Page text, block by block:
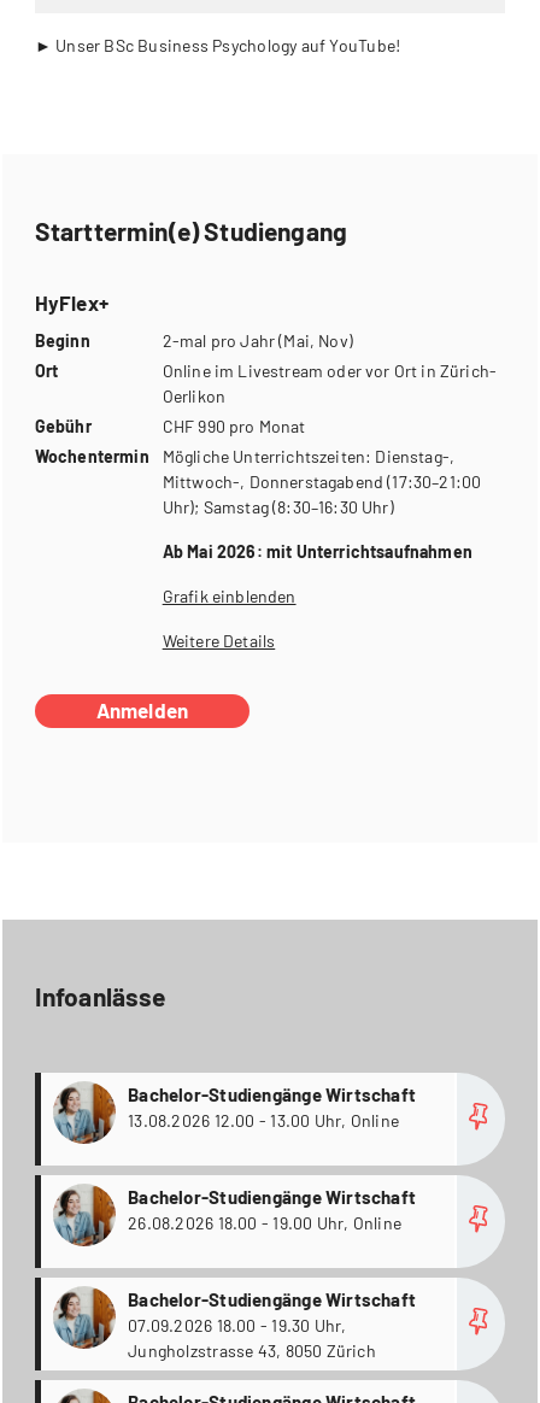
► Unser BSc Business Psychology auf YouTube!
Starttermin(e) Studiengang
HyFlex+
Beginn
2-mal pro Jahr (Mai, Nov)
Ort
Online im Livestream oder vor Ort in Zürich-
Oerlikon
Gebühr
CHF 990 pro Monat
Wochentermin
Mögliche Unterrichtszeiten: Dienstag-,
Mittwoch-, Donnerstagabend (17:30–21:00
Uhr); Samstag (8:30–16:30 Uhr)
Ab Mai 2026: mit Unterrichtsaufnahmen
Grafik einblenden
Weitere Details
Anmelden
Infoanlässe
Bachelor-Studiengänge Wirtschaft
13.08.2026 12.00 - 13.00 Uhr, Online
Bachelor-Studiengänge Wirtschaft
26.08.2026 18.00 - 19.00 Uhr, Online
Bachelor-Studiengänge Wirtschaft
07.09.2026 18.00 - 19.30 Uhr,
Jungholzstrasse 43, 8050 Zürich